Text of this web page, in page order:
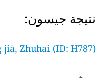
نتيجة جيسون:
jiā, Zhuhai (ID: H787)